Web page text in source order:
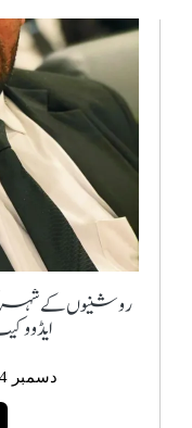
روشنیوں کے شہر
دسمبر 24, 2025